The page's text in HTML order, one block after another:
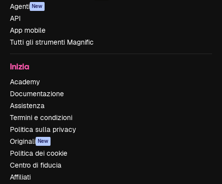
Agenti New
API
App mobile
Tutti gli strumenti Magnific
Inizia
Academy
Documentazione
Assistenza
Termini e condizioni
Politica sulla privacy
Originali New
Politica dei cookie
Centro di fiducia
Affiliati